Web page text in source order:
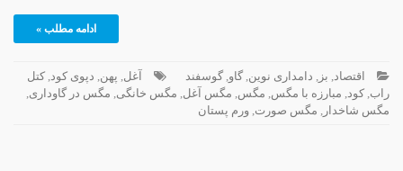
ادامه مطلب »
اقتصاد, بز , دامداری نوین, گاو, گوسفند آغل, پهن, دپوی کود, کتل
راب, کود, مبارزه با مگس, مگس, مگس آغل, مگس خانگی, مگس در گاوداری,
مگس شاخدار , مگس صورت, ورم پستان